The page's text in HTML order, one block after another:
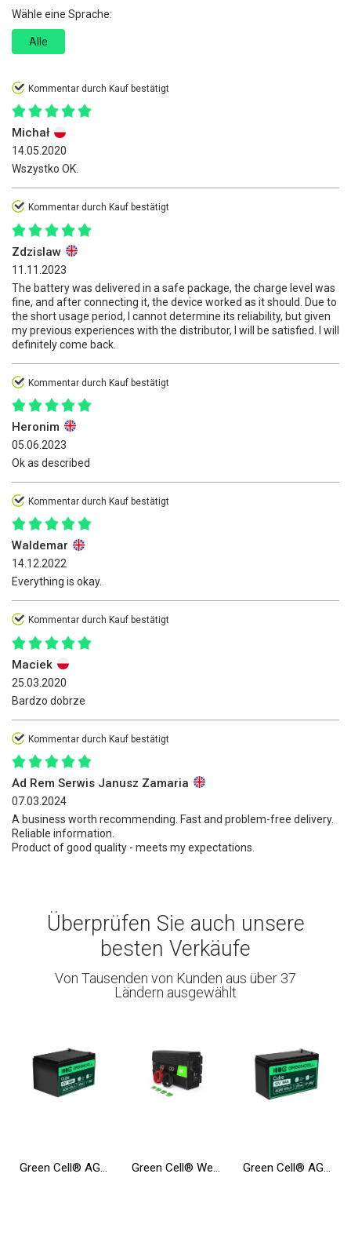
Wähle eine Sprache:
Alle
Kommentar durch Kauf bestätigt
Michał
14.05.2020
Wszystko OK.
Kommentar durch Kauf bestätigt
Zdzislaw
11.11.2023
The battery was delivered in a safe package, the charge level was
fine, and after connecting it, the device worked as it should. Due to
the short usage period, I cannot determine its reliability, but given
my previous experiences with the distributor, I will be satisfied. I will
definitely come back.
Kommentar durch Kauf bestätigt
Heronim
05.06.2023
Ok as described
Kommentar durch Kauf bestätigt
Waldemar
14.12.2022
Everything is okay.
Kommentar durch Kauf bestätigt
Maciek
25.03.2020
Bardzo dobrze
Kommentar durch Kauf bestätigt
Ad Rem Serwis Janusz Zamaria
07.03.2024
A business worth recommending. Fast and problem-free delivery.
Reliable information.
Product of good quality - meets my expectations.
Überprüfen Sie auch unsere
besten Verkäufe
Von Tausenden von Kunden aus über 37
Ländern ausgewählt
Green Cell® AGM Batterie 12V 12Ah Vlies Wartungsfrei Bleiakku für Elektro Spielzeug UPS Rollstuhl Fahrrad Echolot Scooter Green Cell® Wechselrichter Spannungswandler 12V auf 230V 1000W/2000W Green Cell® AGM Batterie 12V 9Ah Vlies Wartungsfrei Bleiakku für USV Backup Notstrom Alarm Telekomunikation Spielzeugauto